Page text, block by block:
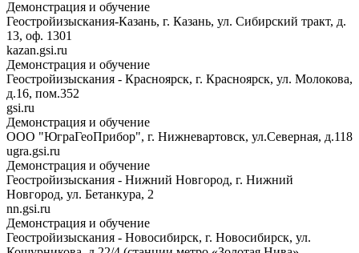
Демонстрация и обучение
Геостройизыскания-Казань, г. Казань, ул. Сибирский тракт, д.
13, оф. 1301
kazan.gsi.ru
Демонстрация и обучение
Геостройизыскания - Красноярск, г. Красноярск, ул. Молокова,
д.16, пом.352
gsi.ru
Демонстрация и обучение
ООО "ЮграГеоПрибор", г. Нижневартовск, ул.Северная, д.118
ugra.gsi.ru
Демонстрация и обучение
Геостройизыскания - Нижний Новгород, г. Нижний
Новгород, ул. Бетанкура, 2
nn.gsi.ru
Демонстрация и обучение
Геостройизыскания - Новосибирск, г. Новосибирск, ул.